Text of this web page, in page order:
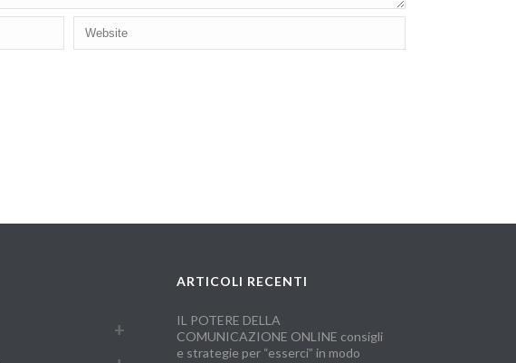
ARTICOLI RECENTI
IL POTERE DELLA
COMUNICAZIONE ONLINE consigli
e strategie per “esserci” in modo